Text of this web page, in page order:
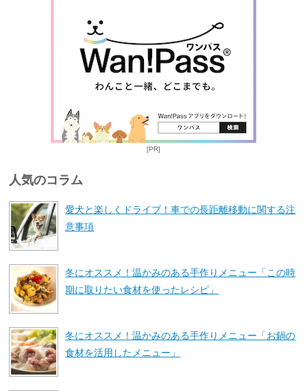
[PR]
人気のコラム
愛犬と楽しくドライブ！車での長距離移動に関する注
意事項
冬にオススメ！温かみのある手作りメニュー「この時
期に取りたい食材を使ったレシピ」
冬にオススメ！温かみのある手作りメニュー「お鍋の
食材を活用したメニュー」